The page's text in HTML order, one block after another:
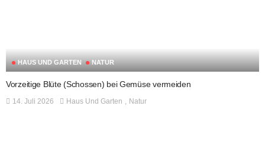
HAUS UND GARTEN NATUR
Vorzeitige Blüte (Schossen) bei Gemüse vermeiden
14. Juli 2026 Haus Und Garten Natur